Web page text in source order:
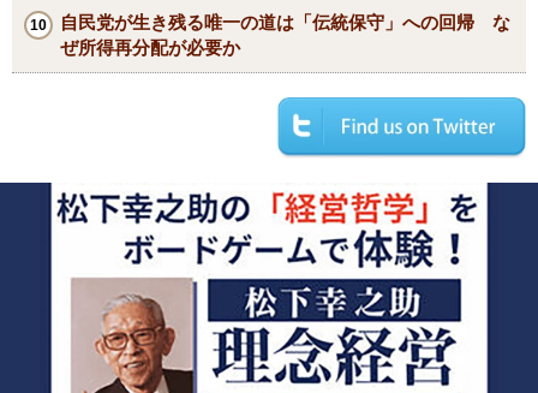
自民党が生き残る唯一の道は「伝統保守」への回帰 な
ぜ所得再分配が必要か